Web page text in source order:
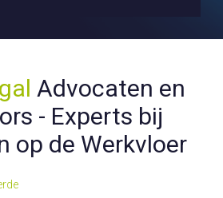
Advocaten en
- Experts bij
op de Werkvloer